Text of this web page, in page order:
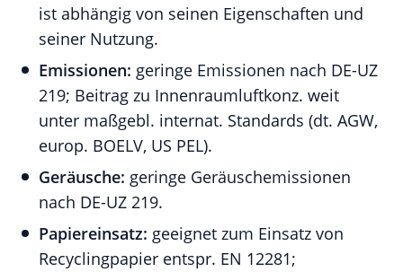
ist abhängig von seinen Eigenschaften und
seiner Nutzung.
Emissionen: geringe Emissionen nach DE-UZ
219; Beitrag zu Innenraumluftkonz. weit
unter maßgebl. internat. Standards (dt. AGW,
europ. BOELV, US PEL).
Geräusche: geringe Geräuschemissionen
nach DE-UZ 219.
Papiereinsatz: geeignet zum Einsatz von
Recyclingpapier entspr. EN 12281;